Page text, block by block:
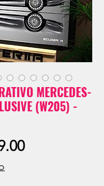
MERCEDES-
(W205) -
Sale